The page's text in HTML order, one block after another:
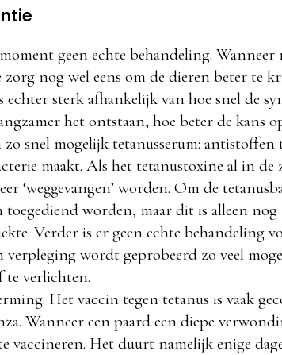
geen echte behandeling.
nog wel eens om de dieren beter te
echter sterk afhankelijk van hoe snel de
het ontstaan, hoe beter de kans
snel mogelijk tetanusserum: antistoffen
maakt. Als het tetanustoxine al in de
‘weggevangen’ worden. Om de
worden, maar dit is alleen
Verder is er geen echte behandeling
verpleging wordt geprobeerd zo veel
te verlichten.
Het vaccin tegen tetanus is vaak
Wanneer een paard een diepe
vaccineren. Het duurt namelijk enige